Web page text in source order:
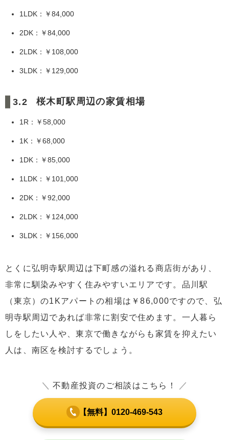
1LDK：￥84,000
2DK：￥84,000
2LDK：￥108,000
3LDK：￥129,000
桜木町駅周辺の家賃相場
1R：￥58,000
1K：￥68,000
1DK：￥85,000
1LDK：￥101,000
2DK：￥92,000
2LDK：￥124,000
3LDK：￥156,000
とくに弘明寺駅周辺は下町感の溢れる商店街があり、
非常に馴染みやすく住みやすいエリアです。品川駅
（東京）の1Kアパートの相場は￥86,000ですので、弘
明寺駅周辺であれば非常に割安で住めます。一人暮ら
しをしたい人や、東京で働きながらも家賃を抑えたい
人は、南区を検討するでしょう。
＼ 不動産投資のご相談はこちら！ ／
【無料】0120-469-543